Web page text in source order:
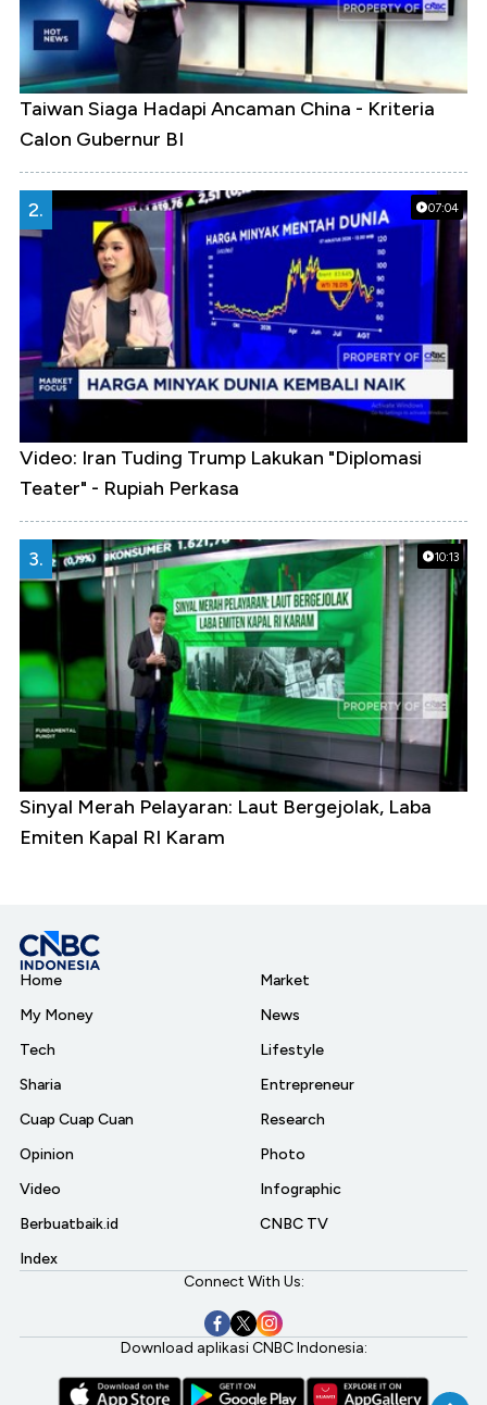
Taiwan Siaga Hadapi Ancaman China - Kriteria
Calon Gubernur BI
07:04
2.
Video: Iran Tuding Trump Lakukan "Diplomasi
Teater" - Rupiah Perkasa
10:13
3.
Sinyal Merah Pelayaran: Laut Bergejolak, Laba
Emiten Kapal RI Karam
Home
My Money
Tech
Sharia
Cuap Cuap Cuan
Opinion
Video
Berbuatbaik.id
Index
Market
News
Lifestyle
Entrepreneur
Research
Photo
Infographic
CNBC TV
Connect With Us:
Download aplikasi CNBC Indonesia: